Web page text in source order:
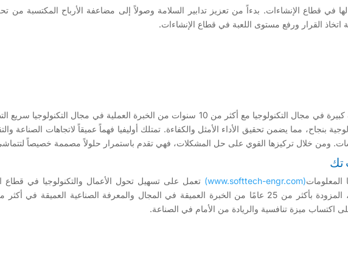
في قطاع الإنشاءات. بدءاً من تعزيز تدابير السلامة وصولاً إلى مضاعفة الأرباح المكتسبة من
اتخاذ القرار ورفع مستوى اللعبة في قطاع الإنشاءات.
تتمتع أوليفيا بمهارات عالية وخبرة كبيرة في مجال التكنولوجيا مع أكثر من 10 سنوات من
بنجاح، مما يضمن تحقيق الأداء الأمثل والكفاءة. تمتلك أوليفيا فهماً عميقاً لاتجاهات الصناعة
ومن خلال تركيزها القوي على حل المشكلات، فهي تقدم باستمرار حلولاً مصممة خصيصاً لتتماشى
تك
(www.softtech-engr.com)
تعمل على تسهيل تحول الأعمال والتكنولوجيا في قطاع
اكتساب ميزة تنافسية والريادة من الأمام في الصناعة.